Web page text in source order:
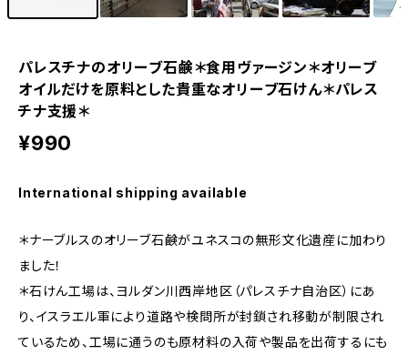
パレスチナのオリーブ石鹸＊食用ヴァージン＊オリーブ
オイルだけを原料とした貴重なオリーブ石けん＊パレス
チナ支援＊
¥990
International shipping available
＊ナーブルスのオリーブ石鹸がユネスコの無形文化遺産に加わり
ました！
＊石けん工場は、ヨルダン川西岸地区（パレスチナ自治区）にあ
り、イスラエル軍により道路や検問所が封鎖され移動が制限され
ているため、工場に通うのも原材料の入荷や製品を出荷するにも